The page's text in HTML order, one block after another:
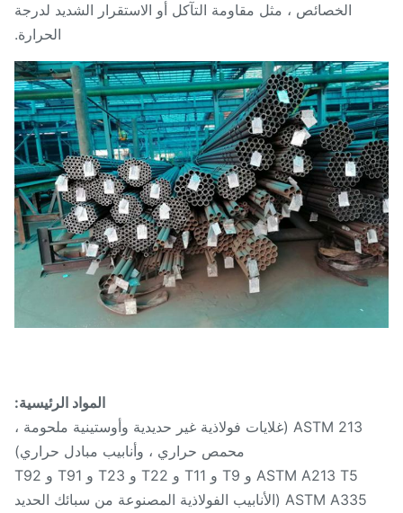
الخصائص ، مثل مقاومة التآكل أو الاستقرار الشديد لدرجة
الحرارة.
المواد الرئيسية:
ASTM 213 (غلايات فولاذية غير حديدية وأوستينية ملحومة ،
محمص حراري ، وأنابيب مبادل حراري)
ASTM A213 T5 و T9 و T11 و T22 و T23 و T91 و T92
ASTM A335 (الأنابيب الفولاذية المصنوعة من سبائك الحديد